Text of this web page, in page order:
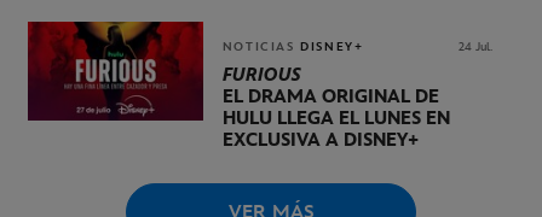
NOTICIAS DISNEY+ 24 Jul.
FURIOUS
EL DRAMA ORIGINAL DE
HULU LLEGA EL LUNES EN
EXCLUSIVA A DISNEY+